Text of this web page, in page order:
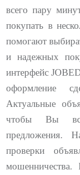
всего пару
покупать в
помогают
и надежных
интерфейс
оформление
Актуальные
чтобы Вы
предложения.
проверки